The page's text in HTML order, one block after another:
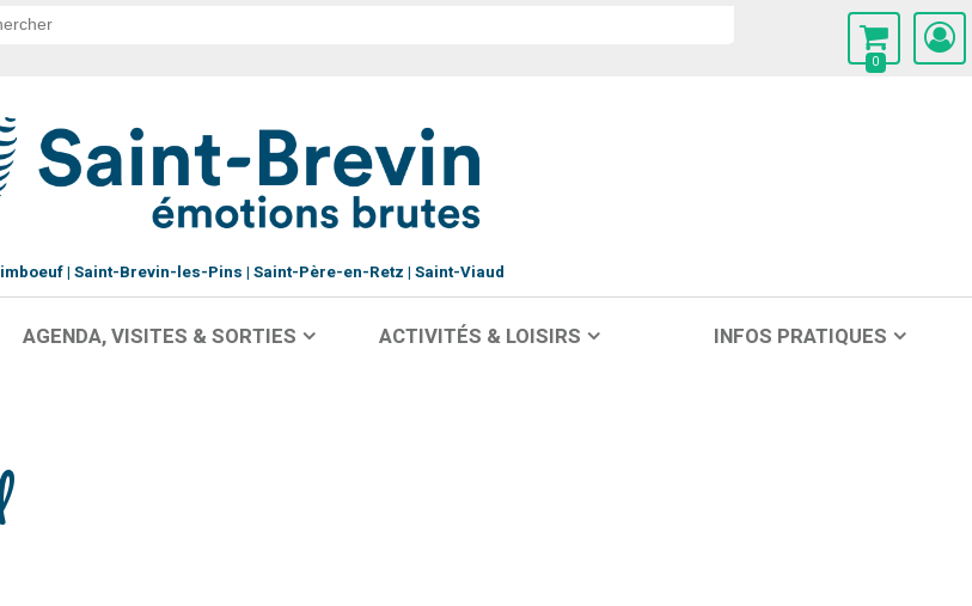
0
Saint-Brevin-les-Pins Saint-Père-en-Retz Saint-Viaud
AGENDA, VISITES & SORTIES ACTIVITÉS & LOISIRS INFOS PRATIQUES